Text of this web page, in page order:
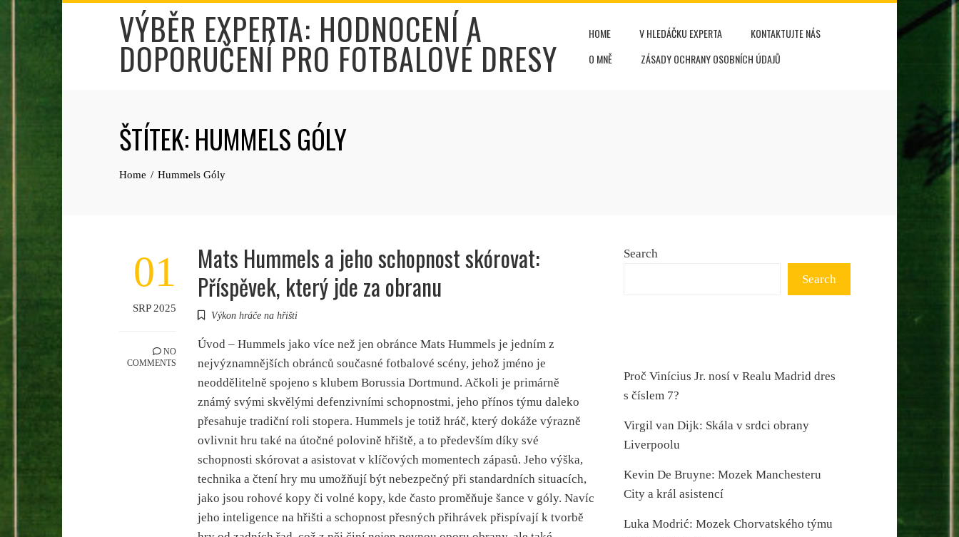
VÝBĚR EXPERTA: HODNOCENÍ A
DOPORUČENÍ PRO FOTBALOVÉ DRESY
HOME V HLEDÁČKU EXPERTA
KONTAKTUJTE NÁS
O MNĚ
ZÁSADY OCHRANY OSOBNÍCH ÚDAJŮ
ŠTÍTEK: HUMMELS GÓLY
Home Hummels Góly
01
SRP 2025
NO
COMMENTS
Mats Hummels a jeho schopnost skórovat:
Příspěvek, který jde za obranu
Výkon hráče na hřišti
Úvod – Hummels jako více než jen obránce Mats Hummels je jedním z
nejvýznamnějších obránců současné fotbalové scény, jehož jméno je
neoddělitelně spojeno s klubem Borussia Dortmund. Ačkoli je primárně
známý svými skvělými defenzivními schopnostmi, jeho přínos týmu daleko
přesahuje tradiční roli stopera. Hummels je totiž hráč, který dokáže výrazně
ovlivnit hru také na útočné polovině hřiště, a to především díky své
schopnosti skórovat a asistovat v klíčových momentech zápasů. Jeho výška,
technika a čtení hry mu umožňují být nebezpečný při standardních situacích,
jako jsou rohové kopy či volné kopy, kde často proměňuje šance v góly. Navíc
jeho inteligence na hřišti a schopnost přesných přihrávek přispívají k tvorbě
Search
Search
Proč Vinícius Jr. nosí v Realu Madrid dres
s číslem 7?
Virgil van Dijk: Skála v srdci obrany
Liverpoolu
Kevin De Bruyne: Mozek Manchesteru
City a král asistencí
Luka Modrić: Mozek Chorvatského týmu